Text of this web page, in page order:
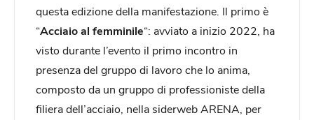
questa edizione della manifestazione. Il primo è
“Acciaio al femminile“: avviato a inizio 2022, ha
visto durante l’evento il primo incontro in
presenza del gruppo di lavoro che lo anima,
composto da un gruppo di professioniste della
filiera dell’acciaio, nella siderweb ARENA, per